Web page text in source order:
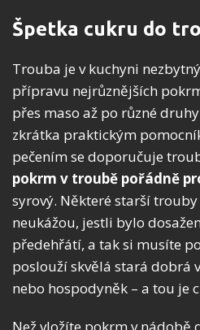
Špetka cukru do
Trouba je v kuchyni
přípravu nejrůznějších
přes maso až po různé
zkrátka praktickým
pečením se doporučuje
pokrm v troubě pořádně
syrový. Některé starší
neukážou, jestli bylo
předehřátí, a tak si musíte
poslouží skvělá stará dobrá
nebo hospodyněk – a tou je